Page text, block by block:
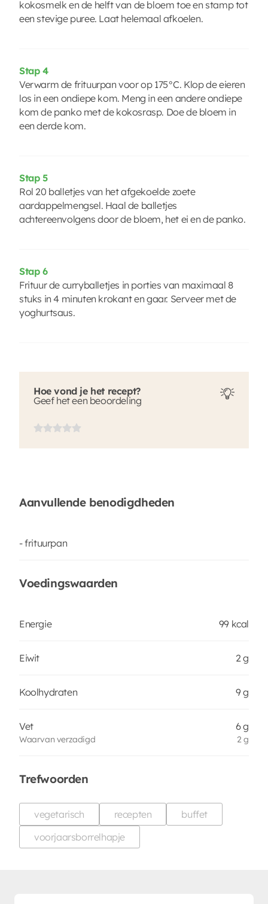
kokosmelk en de helft van de bloem toe en stamp tot
een stevige puree. Laat helemaal afkoelen.
Stap 4
Verwarm de frituurpan voor op 175°C. Klop de eieren
los in een ondiepe kom. Meng in een andere ondiepe
kom de panko met de kokosrasp. Doe de bloem in
een derde kom.
Stap 5
Rol 20 balletjes van het afgekoelde zoete
aardappelmengsel. Haal de balletjes
achtereenvolgens door de bloem, het ei en de panko.
Stap 6
Frituur de curryballetjes in porties van maximaal 8
stuks in 4 minuten krokant en gaar. Serveer met de
yoghurtsaus.
Hoe vond je het recept?
Geef het een beoordeling
Aanvullende benodigdheden
- frituurpan
Voedingswaarden
Energie 99 kcal
Eiwit 2 g
Koolhydraten 9 g
Vet 6 g
Waarvan verzadigd 2 g
Trefwoorden
vegetarisch recepten
buffet
voorjaarsborrelhapje